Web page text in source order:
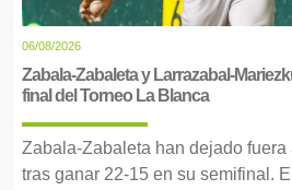
06/08/2026
Zabala-Zabaleta y Larrazabal-
final del Torneo La Blanca
Zabala-Zabaleta han dejado fuera
tras ganar 22-15 en su semifinal.